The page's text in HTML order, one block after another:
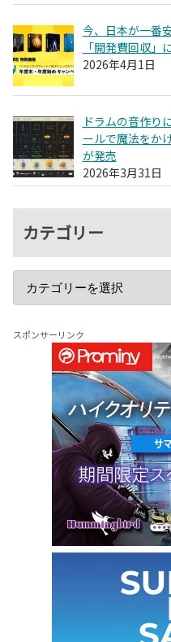
今、日本が一番
「開発費回収」
2026年4月1日
ドラムの音作り
ールで魔法をか
が発売
2026年3月31日
カテゴリー
スポンサーリンク